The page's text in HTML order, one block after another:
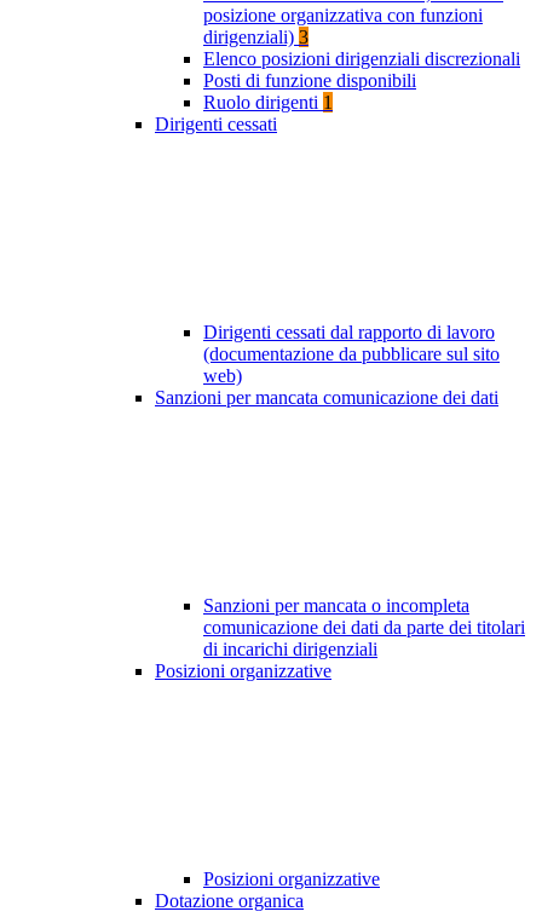
posizione organizzativa con funzioni
dirigenziali) 3
Elenco posizioni dirigenziali discrezionali
Posti di funzione disponibili
Ruolo dirigenti 1
Dirigenti cessati
Dirigenti cessati dal rapporto di lavoro
(documentazione da pubblicare sul sito
web)
Sanzioni per mancata comunicazione dei dati
Sanzioni per mancata o incompleta
comunicazione dei dati da parte dei titolari
di incarichi dirigenziali
Posizioni organizzative
Posizioni organizzative
Dotazione organica